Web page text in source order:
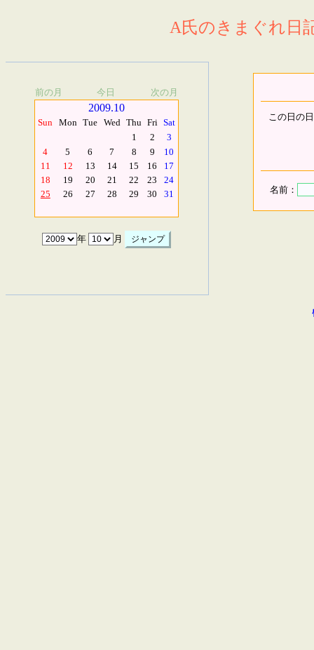
A氏のきまぐれ日
前の月 今日 次の月
2009.10
Sun Mon Tue Wed Thu Fri Sat
1
2
3
4
5 6 7 8 9
10
11
12 13 14 15 16
17
18
19 20 21 22 23
24
25
26 27 28 29 30 31
年 月
この日の
名前：